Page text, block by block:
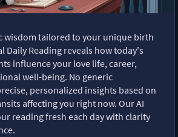
wisdom tailored to your unique birth
Daily Reading reveals how today's
influence your love life, career,
well-being. No generic
personalized insights based on
affecting you right now. Our AI
reading fresh each day with clarity